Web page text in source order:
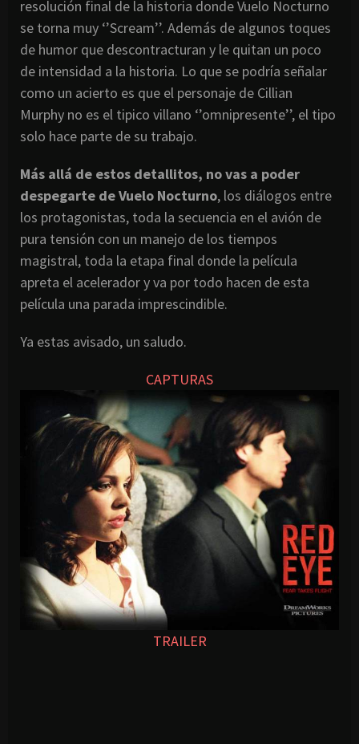
resolución final de la historia donde Vuelo Nocturno
se torna muy ‘’Scream’’. Además de algunos toques
de humor que descontracturan y le quitan un poco
de intensidad a la historia. Lo que se podría señalar
como un acierto es que el personaje de Cillian
Murphy no es el tipico villano ‘’omnipresente’’, el tipo
solo hace parte de su trabajo.
Más allá de estos detallitos, no vas a poder
despegarte de Vuelo Nocturno, los diálogos entre
los protagonistas, toda la secuencia en el avión de
pura tensión con un manejo de los tiempos
magistral, toda la etapa final donde la película
apreta el acelerador y va por todo hacen de esta
película una parada imprescindible.
Ya estas avisado, un saludo.
CAPTURAS
TRAILER